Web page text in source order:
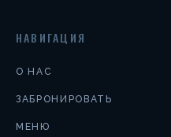
НАВИГАЦИЯ
О НАС
ЗАБРОНИРОВАТЬ
МЕНЮ